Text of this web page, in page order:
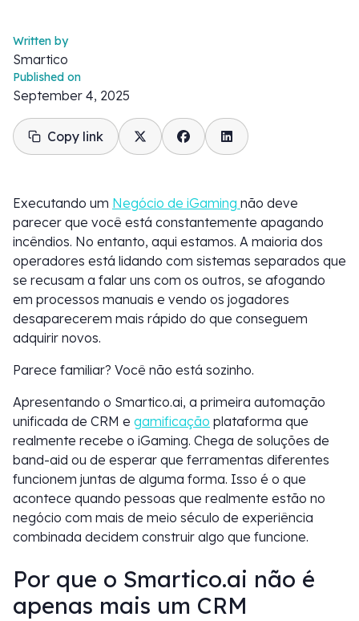
Written by
Smartico
Published on
September 4, 2025
Copy link
Executando um Negócio de iGaming não deve
parecer que você está constantemente apagando
incêndios. No entanto, aqui estamos. A maioria dos
operadores está lidando com sistemas separados que
se recusam a falar uns com os outros, se afogando
em processos manuais e vendo os jogadores
desaparecerem mais rápido do que conseguem
adquirir novos.
Parece familiar? Você não está sozinho.
Apresentando o Smartico.ai, a primeira automação
unificada de CRM e gamificação plataforma que
realmente recebe o iGaming. Chega de soluções de
band-aid ou de esperar que ferramentas diferentes
funcionem juntas de alguma forma. Isso é o que
acontece quando pessoas que realmente estão no
negócio com mais de meio século de experiência
combinada decidem construir algo que funcione.
Por que o Smartico.ai não é
apenas mais um CRM